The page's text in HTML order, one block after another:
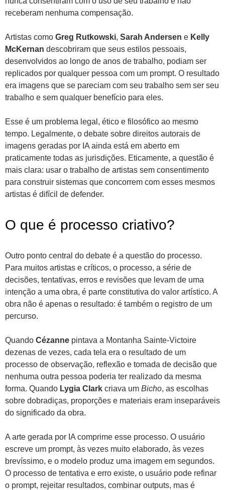
receberam nenhuma compensação.
Artistas como Greg Rutkowski, Sarah Andersen e Kelly
McKernan descobriram que seus estilos pessoais,
desenvolvidos ao longo de anos de trabalho, podiam ser
replicados por qualquer pessoa com um prompt. O resultado
era imagens que se pareciam com seu trabalho sem ser seu
trabalho e sem qualquer benefício para eles.
Esse é um problema legal, ético e filosófico ao mesmo
tempo. Legalmente, o debate sobre direitos autorais de
imagens geradas por IA ainda está em aberto em
praticamente todas as jurisdições. Eticamente, a questão é
mais clara: usar o trabalho de artistas sem consentimento
para construir sistemas que concorrem com esses mesmos
artistas é difícil de defender.
O que é processo criativo?
Outro ponto central do debate é a questão do processo.
Para muitos artistas e críticos, o processo, a série de
decisões, tentativas, erros e revisões que levam de uma
intenção a uma obra, é parte constitutiva do valor artístico. A
obra não é apenas o resultado: é também o registro de um
percurso.
Quando Cézanne pintava a Montanha Sainte-Victoire
dezenas de vezes, cada tela era o resultado de um
processo de observação, reflexão e tomada de decisão que
nenhuma outra pessoa poderia ter realizado da mesma
forma. Quando Lygia Clark criava um Bicho, as escolhas
sobre dobradiças, proporções e materiais eram inseparáveis
do significado da obra.
A arte gerada por IA comprime esse processo. O usuário
escreve um prompt, às vezes muito elaborado, às vezes
brevíssimo, e o modelo produz uma imagem em segundos.
O processo de tentativa e erro existe, o usuário pode refinar
o prompt, rejeitar resultados, combinar outputs, mas é